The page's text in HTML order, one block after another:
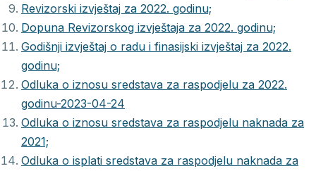
Revizorski izvještaj za 2022. godinu;
Dopuna Revizorskog izvještaja za 2022. godinu;
Godišnji izvještaj o radu i finasijski izvještaj za 2022.
godinu;
Odluka o iznosu sredstava za raspodjelu za 2022.
godinu-2023-04-24
Odluka o iznosu sredstava za raspodjelu naknada za
2021;
Odluka o isplati sredstava za raspodjelu naknada za